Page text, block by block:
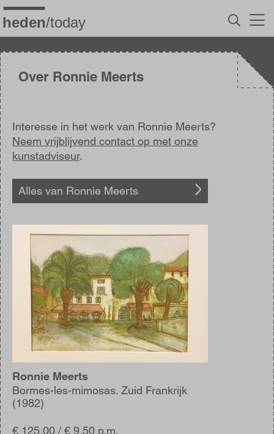
Overslaan
en
naar
inhoud
gaanOver Ronnie Meerts
Interesse in het werk van Ronnie Meerts?
Neem vrijblijvend contact op met onze
kunstadviseur.
Alles van Ronnie Meerts
Afbeelding
Ronnie Meerts
Bormes-les-mimosas. Zuid Frankrijk
(1982)
€ 125,00 / € 9,50 p.m.